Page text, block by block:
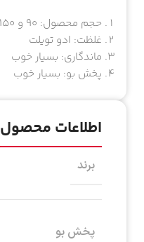
حجم محصول: ۹۰ و ۱۵۰ میلی لیتر
غلظت: ادو تویلت
ماندگاری: بسیار خوب
پخش بو: بسیار خوب
اطلاعات محصول
برند
پخش بو